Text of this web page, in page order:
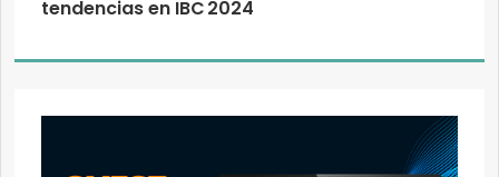
tendencias en IBC 2024